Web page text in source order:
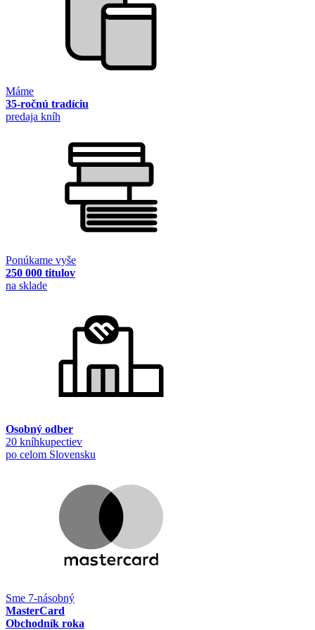
Máme
35-ročnú tradíciu
predaja kníh
Ponúkame vyše
250 000 titulov
na sklade
Osobný odber
20 kníhkupectiev
po celom Slovensku
Sme 7-násobný
MasterCard
Obchodník roka